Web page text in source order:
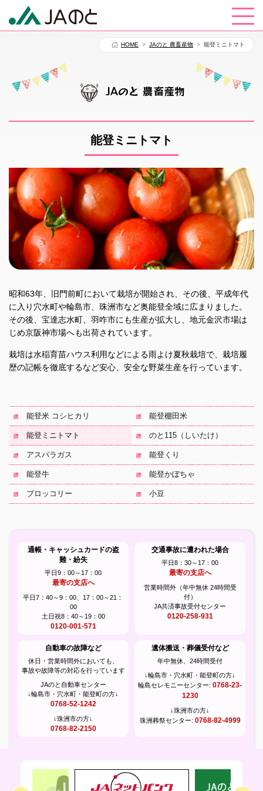
HOME JAのと 農畜産物 能登ミニトマト
JAのと 農畜産物
能登ミニトマト
昭和63年、旧門前町において栽培が開始され、その後、平成年代
に入り穴水町や輪島市、珠洲市など奥能登全域に広まりました。
その後、宝達志水町、羽咋市にも生産が拡大し、地元金沢市場は
じめ京阪神市場へも出荷されています。
栽培は水稲育苗ハウス利用などによる雨よけ夏秋栽培で、栽培履
歴の記帳を徹底するなど安心、安全な野菜生産を行っています。
能登米 コシヒカリ 能登棚田米
能登ミニトマト のと115（しいたけ）
アスパラガス 能登くり
能登牛 能登かぼちゃ
ブロッコリー 小豆
通帳・キャッシュカードの盗
難・紛失
平日9：00～17：00
最寄の支店へ
平日7：40～9：00、17：00～21：
00
土日祝8：40～19：00
0120-001-571
交通事故に遭われた場合
平日8：30～17：00
最寄の支店へ
営業時間外（年中無休 24時間受
付）
JA共済事故受付センター
0120-258-931
自動車の故障など
休日・営業時間外においても、
事故や故障等の対応を行っています
JAのと自動車センター
↓輪島市・穴水町・能登町の方↓
0768-52-1242
↓珠洲市の方↓
0768-82-2150
遺体搬送・葬儀受付など
年中無休、24時間受付
↓輪島市・穴水町・能登町の方↓
輪島セレモニーセンター: 0768-23-
1230
↓珠洲市の方↓
珠洲葬祭センター: 0768-82-4999